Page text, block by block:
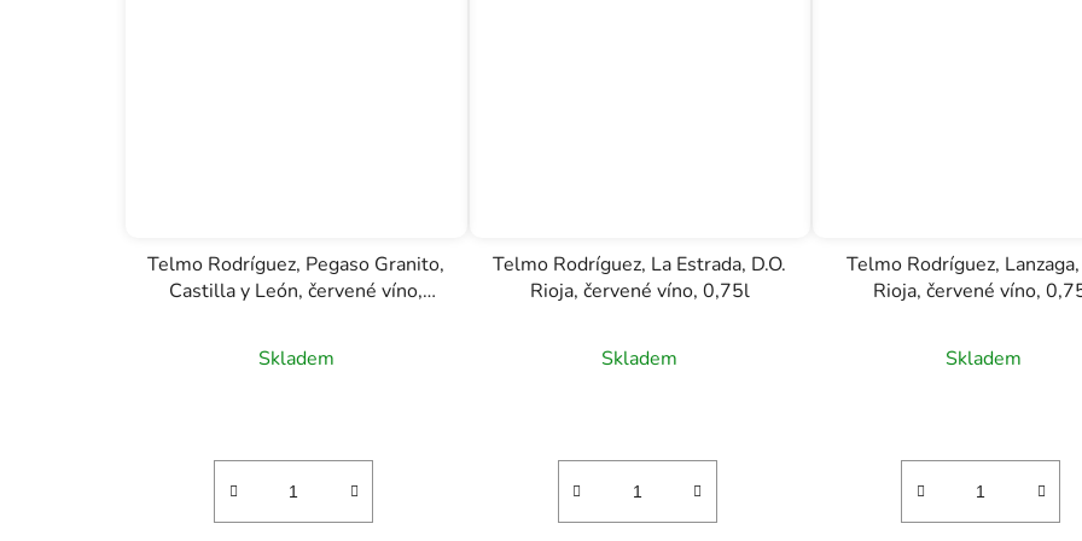
Telmo Rodríguez, Pegaso Granito,
Castilla y León, červené víno,
Skladem
Telmo Rodríguez, La Estrada, D.O.
Rioja, červené víno, 0,75l
Skladem
Telmo Rodríguez, Lanzaga,
Rioja, červené víno,
Skladem